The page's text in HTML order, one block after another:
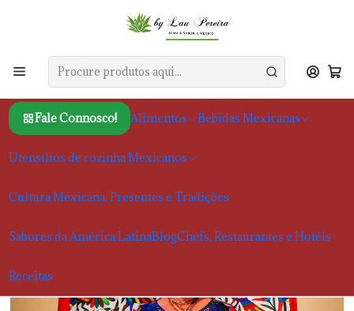
Fale Connosco! Alimentos Bebidas Mexicanas
Utensílios de cozinha Mexicanos
Cultura Mexicana, Presentes e Tradições
Sabores da América LatinaBlogChefs, Restaurantes e Hotéis
Receitas
Cultura Mexicana, Presentes e Tradições
Saco de Compras Mexicano Reutilizável